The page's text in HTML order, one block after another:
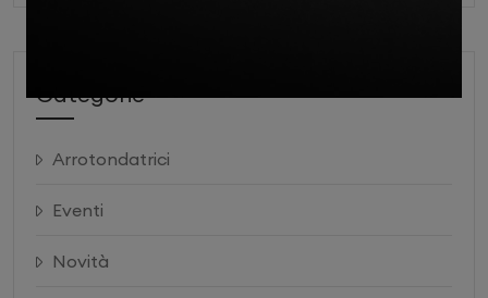
Categorie
Arrotondatrici
Eventi
Novità